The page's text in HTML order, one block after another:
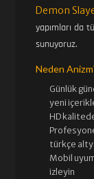
Demon
yapımları da
sunuyoruz.
Neden
Günlük
yeni
HD
türkçe
Mobil
izleyin